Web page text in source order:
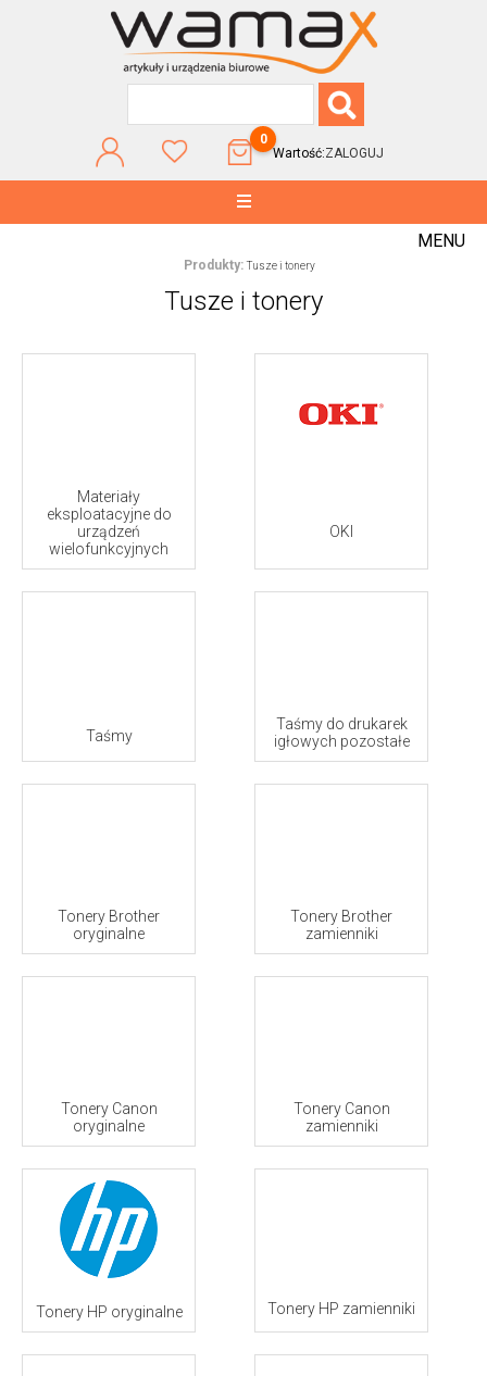
0
Wartość:ZALOGUJ
MENU
Produkty: Tusze i tonery
Tusze i tonery
Materiały
eksploatacyjne do
urządzeń
wielofunkcyjnych
OKI
Taśmy
Taśmy do drukarek
igłowych pozostałe
Tonery Brother
oryginalne
Tonery Brother
zamienniki
Tonery Canon
oryginalne
Tonery Canon
zamienniki
Tonery HP oryginalne Tonery HP zamienniki